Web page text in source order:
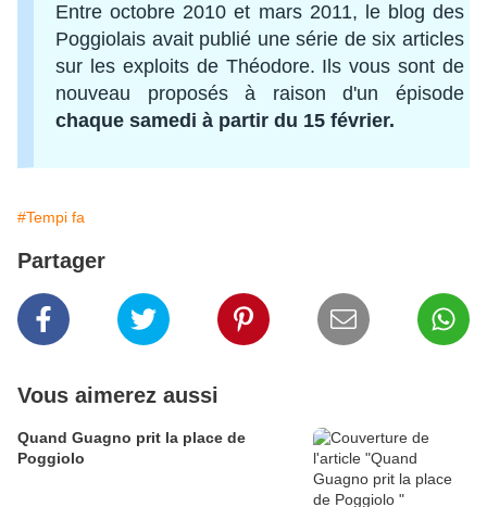
Entre octobre 2010 et mars 2011, le blog des
Poggiolais avait publié une série de six articles
sur les exploits de Théodore. Ils vous sont de
nouveau proposés à raison d'un épisode
chaque samedi à partir du 15 février.
#Tempi fa
Partager
Vous aimerez aussi
Quand Guagno prit la place de
Poggiolo